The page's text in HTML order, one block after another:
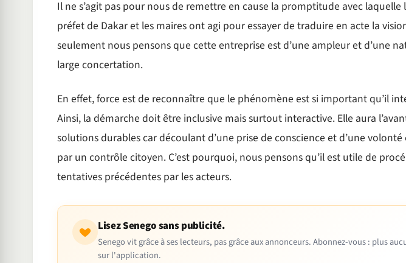
Il ne s’agit pas pour nous de remettre en cause la promptitude avec
préfet de Dakar et les maires ont agi pour essayer de traduire en acte la
seulement nous pensons que cette entreprise est d’une ampleur et d’une
large concertation.
En effet, force est de reconnaître que le phénomène est si important qu’il
Ainsi, la démarche doit être inclusive mais surtout interactive. Elle aura
solutions durables car découlant d’une prise de conscience et d’une
par un contrôle citoyen. C’est pourquoi, nous pensons qu’il est utile de
tentatives précédentes par les acteurs.
Lisez Senego sans publicité.
Senego vit grâce à ses lecteurs, pas grâce aux annonceurs. Abonnez-vous : plus
sur l'application.